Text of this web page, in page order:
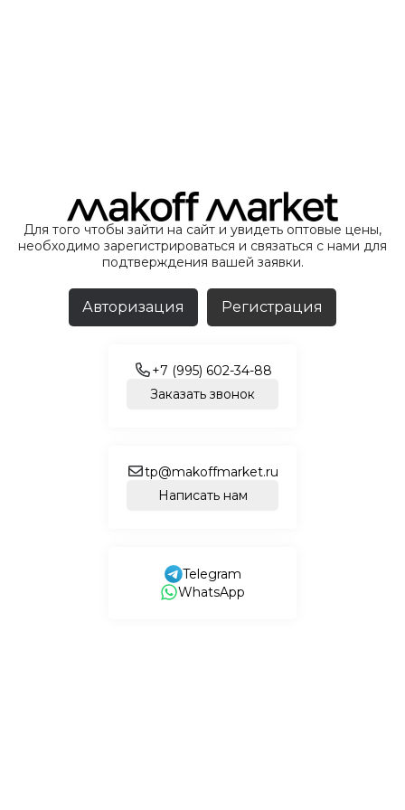
Для того чтобы зайти на сайт и увидеть оптовые цены,
необходимо зарегистрироваться и связаться с нами для
подтверждения вашей заявки.
Авторизация Регистрация
+7 (995) 602-34-88
Заказать звонок
tp@makoffmarket.ru
Написать нам
Telegram
WhatsApp